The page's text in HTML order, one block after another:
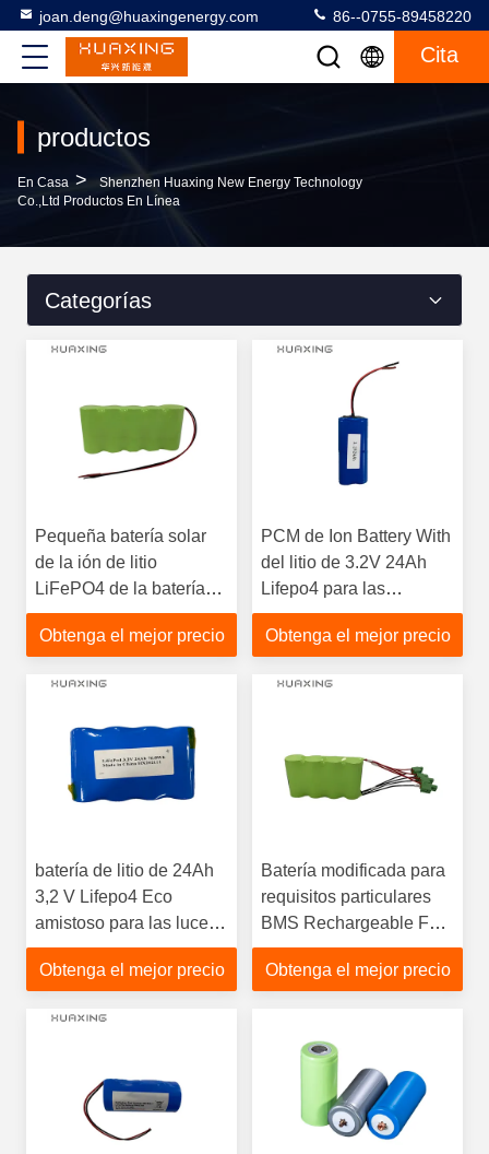
joan.deng@huaxingenergy.com 86--0755-89458220
Cita
productos
En Casa >
Shenzhen Huaxing New Energy Technology
Co.,Ltd Productos En Línea
Categorías
Pequeña batería solar
de la ión de litio
LiFePO4 de la batería
32700 de la linterna
3.2V 30Ah
Obtenga el mejor precio
PCM de Ion Battery With
del litio de 3.2V 24Ah
Lifepo4 para las
linternas solares
Obtenga el mejor precio
batería de litio de 24Ah
3,2 V Lifepo4 Eco
amistoso para las luces
solares de la linterna
Obtenga el mejor precio
Batería modificada para
requisitos particulares
BMS Rechargeable For
Toys de 6Ah 12.8V
Lifepo4
Obtenga el mejor precio